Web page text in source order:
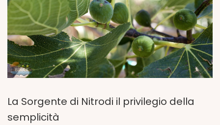
La Sorgente di Nitrodi il privilegio della
semplicità